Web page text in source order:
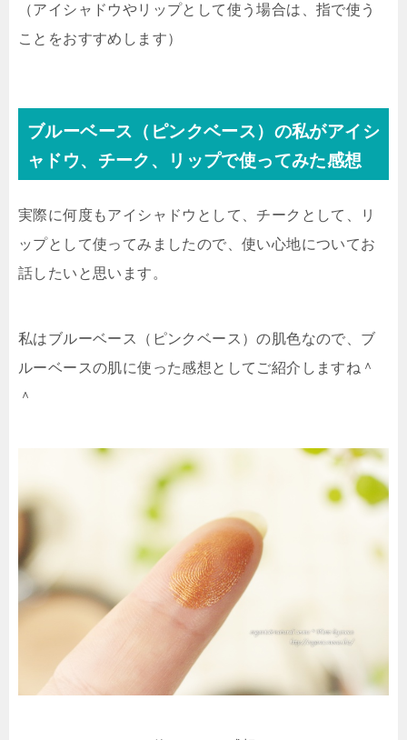
（アイシャドウやリップとして使う場合は、指で使う
ことをおすすめします）
ブルーベース（ピンクベース）の私がアイシ
ャドウ、チーク、リップで使ってみた感想
実際に何度もアイシャドウとして、チークとして、リ
ップとして使ってみましたので、使い心地についてお
話したいと思います。
私はブルーベース（ピンクベース）の肌色なので、ブ
ルーベースの肌に使った感想としてご紹介しますね＾
＾